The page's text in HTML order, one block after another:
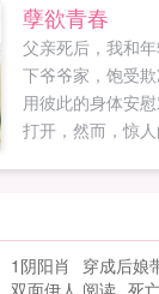
身，别忘记分享给
孽欲青春
父亲死后，我和
下爷爷家，饱受
用彼此的身体安
打开，然而，惊
1阴阳肖 穿成后娘
双面伊人 阅读 死